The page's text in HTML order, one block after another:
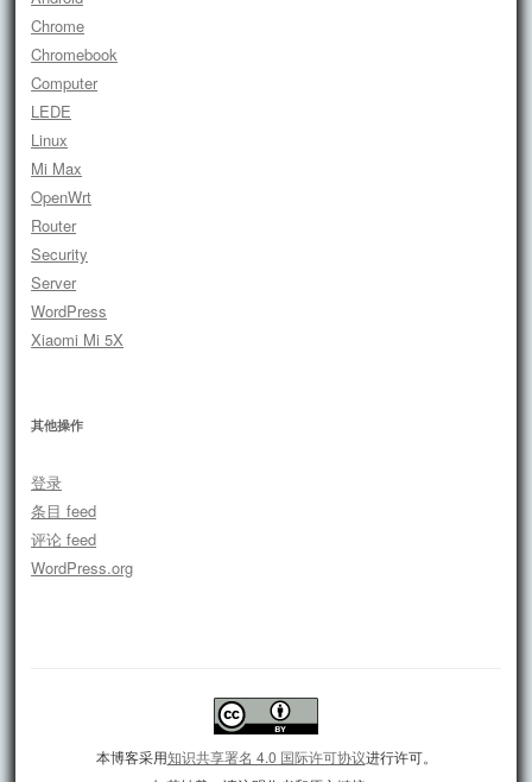
Chrome
Chromebook
Computer
LEDE
Linux
Mi Max
OpenWrt
Router
Security
Server
WordPress
Xiaomi Mi 5X
其他操作
登录
条目 feed
评论 feed
WordPress.org
本博客采用知识共享署名 4.0 国际许可协议进行许可。